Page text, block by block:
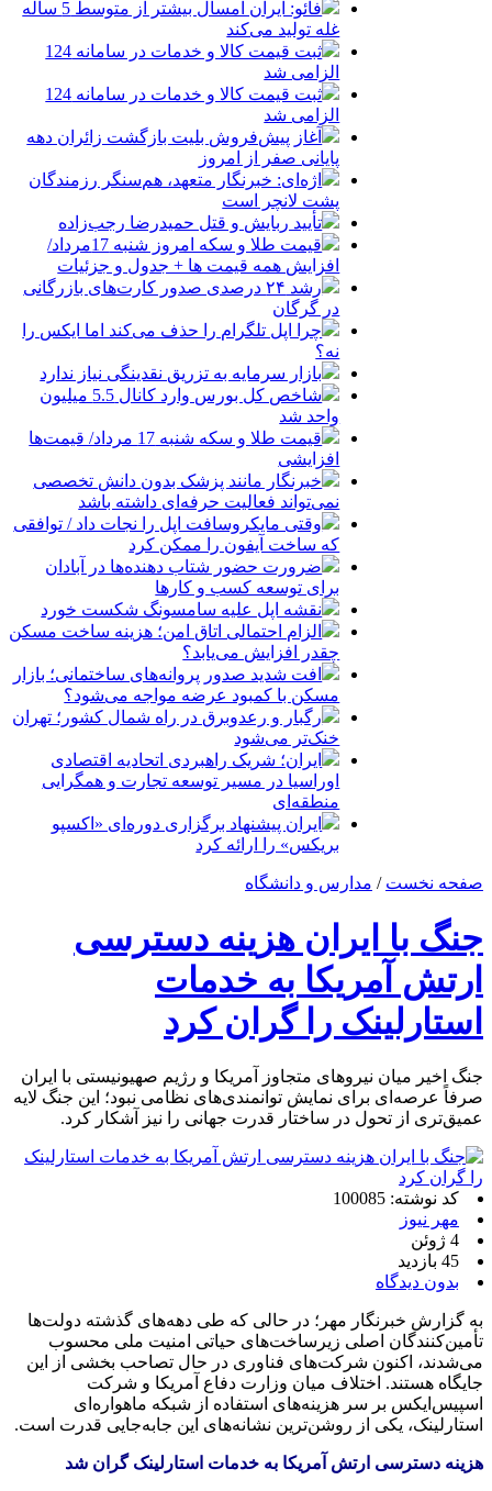
فائو: ایران امسال بیشتر از متوسط 5 ساله
غله تولید می‌کند
ثبت قیمت کالا و خدمات در سامانه 124
الزامی شد
ثبت قیمت کالا و خدمات در سامانه 124
الزامی شد
آغاز پیش‌فروش بلیت بازگشت زائران دهه
پایانی صفر از امروز
اژه‌ای: خبرنگار متعهد، هم‌سنگر رزمندگان
پشت لانچر است
تأیید ربایش و قتل حمیدرضا رجب‌زاده
قیمت طلا و سکه امروز شنبه 17مرداد/
افزایش همه قیمت ها + جدول و جزئیات
رشد ۲۴ درصدی صدور کارت‌های بازرگانی
در گرگان
چرا اپل تلگرام را حذف می‌کند اما ایکس را
نه؟
بازار سرمایه به تزریق نقدینگی نیاز ندارد
شاخص کل بورس وارد کانال 5.5 میلیون
واحد شد
قیمت طلا و سکه شنبه 17 مرداد/ قیمت‌ها
افزایشی
خبرنگار مانند پزشک بدون دانش تخصصی
نمی‌تواند فعالیت حرفه‌ای داشته باشد
وقتی مایکروسافت اپل را نجات داد / توافقی
که ساخت آیفون را ممکن کرد
ضرورت حضور شتاب ‌دهنده‌ها در آبادان
برای توسعه کسب‌ و کارها
نقشه اپل علیه سامسونگ شکست خورد
الزام احتمالی اتاق امن؛ هزینه ساخت مسکن
چقدر افزایش می‌یابد؟
افت شدید صدور پروانه‌های ساختمانی؛ بازار
مسکن با کمبود عرضه مواجه می‌شود؟
رگبار و رعدوبرق در راه شمال کشور؛ تهران
خنک‌تر می‌شود
ایران؛ شریک راهبردی اتحادیه اقتصادی
اوراسیا در مسیر توسعه تجارت و همگرایی
منطقه‌ای
ایران پیشنهاد برگزاری دوره‌ای «اکسپو
بریکس» را ارائه کرد
صفحه نخست / مدارس و دانشگاه
جنگ با ایران هزینه دسترسی
ارتش آمریکا به خدمات
استارلینک را گران کرد
جنگ اخیر میان نیروهای متجاوز آمریکا و رژیم صهیونیستی با ایران
صرفاً عرصه‌ای برای نمایش توانمندی‌های نظامی نبود؛ این جنگ لایه
عمیق‌تری از تحول در ساختار قدرت جهانی را نیز آشکار کرد.
کد نوشته: 100085
مهر نیوز
4 ژوئن
45 بازدید
بدون دیدگاه
به گزارش خبرنگار مهر؛ در حالی که طی دهه‌های گذشته دولت‌ها
تأمین‌کنندگان اصلی زیرساخت‌های حیاتی امنیت ملی محسوب
می‌شدند، اکنون شرکت‌های فناوری در حال تصاحب بخشی از این
جایگاه هستند. اختلاف میان وزارت دفاع آمریکا و شرکت
اسپیس‌ایکس بر سر هزینه‌های استفاده از شبکه ماهواره‌ای
استارلینک، یکی از روشن‌ترین نشانه‌های این جابه‌جایی قدرت است.
هزینه دسترسی ارتش آمریکا به خدمات استارلینک گران شد